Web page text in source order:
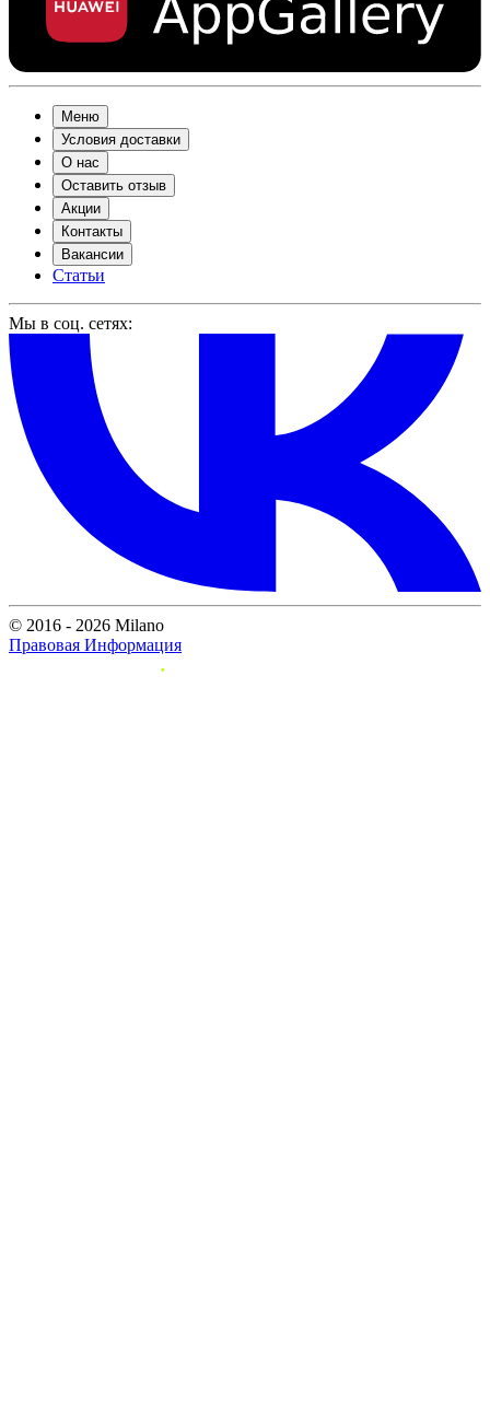
Меню
Условия доставки
О нас
Оставить отзыв
Акции
Контакты
Вакансии
Статьи
Мы в соц. сетях:
© 2016 - 2026 Milano
Правовая Информация